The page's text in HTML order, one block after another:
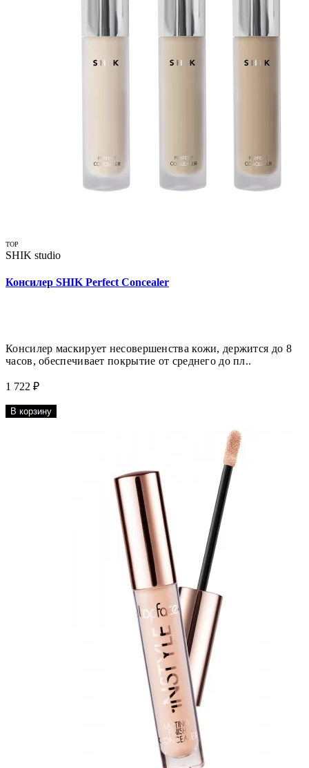
TOP
SHIK studio
Консилер SHIK Perfect Concealer
Консилер маскирует несовершенства кожи, держится до 8
часов, обеспечивает покрытие от среднего до пл..
1 722 ₽
В корзину